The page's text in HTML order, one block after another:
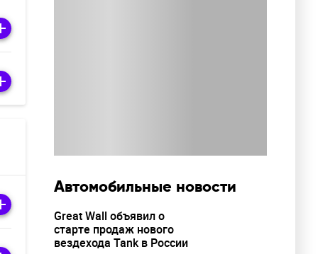
Автомобильные новости
Great Wall объявил о
старте продаж нового
вездехода Tank в России